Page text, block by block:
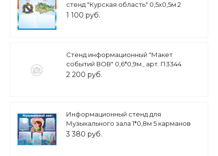
стенд "Курская область" 0,5х0,5м 2
кармана А5 арт.П1278
1 100 руб.
Стенд информационный "Макет
событий ВОВ" 0,6*0,9м., арт. П3344
2 200 руб.
Информационный стенд для
Музыкального зала 1*0,8м 5 карманов
А4 арт. 6665
3 380 руб.